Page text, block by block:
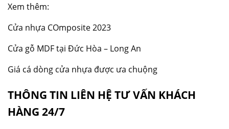
Xem thêm:
Cửa nhựa COmposite 2023
Cửa gỗ MDF tại Đức Hòa – Long An
Giá cá dòng cửa nhựa được ưa chuộng
THÔNG TIN LIÊN HỆ TƯ VẤN KHÁCH
HÀNG 24/7